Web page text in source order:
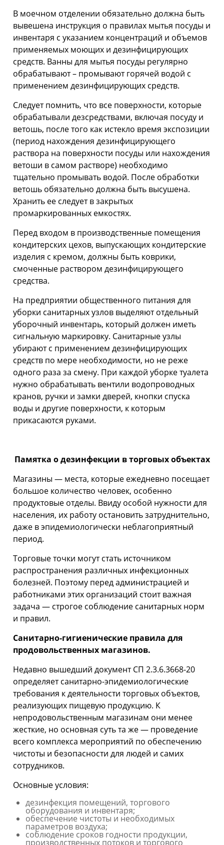
В моечном отделении обязательно должна быть
вывешена инструкция о правилах мытья посуды и
инвентаря с указанием концентраций и объемов
применяемых моющих и дезинфицирующих
средств. Ванны для мытья посуды регулярно
обрабатывают – промывают горячей водой с
применением дезинфицирующих средств.
Следует помнить, что все поверхности, которые
обрабатывали дезсредствами, включая посуду и
ветошь, после того как истекло время экспозиции
(период нахождения дезинфицирующего
раствора на поверхности посуды или нахождения
ветоши в самом растворе) необходимо
тщательно промывать водой. После обработки
ветошь обязательно должна быть высушена.
Хранить ее следует в закрытых
промаркированных емкостях.
Перед входом в производственные помещения
кондитерских цехов, выпускающих кондитерские
изделия с кремом, должны быть коврики,
смоченные раствором дезинфицирующего
средства.
На предприятии общественного питания для
уборки санитарных узлов выделяют отдельный
уборочный инвентарь, который должен иметь
сигнальную маркировку. Санитарные узлы
убирают с применением дезинфицирующих
средств по мере необходимости, но не реже
одного раза за смену. При каждой уборке туалета
нужно обрабатывать вентили водопроводных
кранов, ручки и замки дверей, кнопки спуска
воды и другие поверхности, к которым
прикасаются руками.
Памятка о дезинфекции в торговых объектах
Магазины — места, которые ежедневно посещает
большое количество человек, особенно
продуктовые отделы. Ввиду особой нужности для
населения, их работу остановить затруднительно,
даже в эпидемиологически неблагоприятный
период.
Торговые точки могут стать источником
распространения различных инфекционных
болезней. Поэтому перед администрацией и
работниками этих организаций стоит важная
задача — строгое соблюдение санитарных норм
и правил.
Санитарно-гигиенические правила для
продовольственных магазинов.
Недавно вышедший документ СП 2.3.6.3668-20
определяет санитарно-эпидемиологические
требования к деятельности торговых объектов,
реализующих пищевую продукцию. К
непродовольственным магазинам они менее
жесткие, но основная суть та же — проведение
всего комплекса мероприятий по обеспечению
чистоты и безопасности для людей и самих
сотрудников.
Основные условия:
дезинфекция помещений, торгового
оборудования и инвентаря;
обеспечение чистоты и необходимых
параметров воздуха;
соблюдение сроков годности продукции,
производственных потоков и торгового